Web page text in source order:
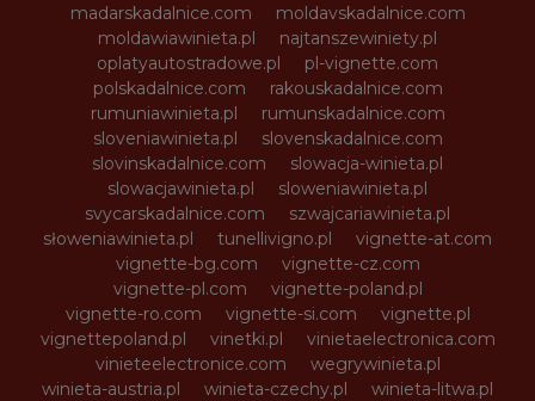
madarskadalnice.com
moldavskadalnice.com
moldawiawinieta.pl
najtanszewiniety.pl
oplatyautostradowe.pl
pl-vignette.com
polskadalnice.com
rakouskadalnice.com
rumuniawinieta.pl
rumunskadalnice.com
sloveniawinieta.pl
slovenskadalnice.com
slovinskadalnice.com
slowacja-winieta.pl
slowacjawinieta.pl
sloweniawinieta.pl
svycarskadalnice.com
szwajcariawinieta.pl
słoweniawinieta.pl
tunellivigno.pl
vignette-at.com
vignette-bg.com
vignette-cz.com
vignette-pl.com
vignette-poland.pl
vignette-ro.com
vignette-si.com
vignette.pl
vignettepoland.pl
vinetki.pl
vinietaelectronica.com
vinieteelectronice.com
wegrywinieta.pl
winieta-austria.pl
winieta-czechy.pl
winieta-litwa.pl